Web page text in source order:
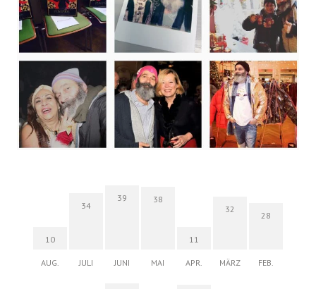
10
AUG.
34
JULI
39
JUNI
38
MAI
11
APR.
32
MÄRZ
28
FEB.